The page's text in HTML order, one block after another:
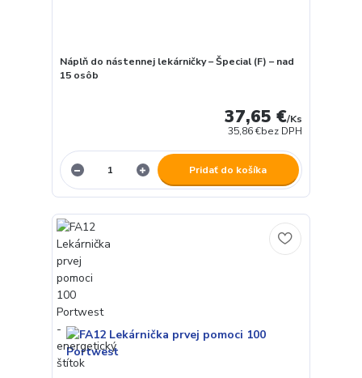
Náplň do nástennej lekárničky – Špecial (F) – nad
15 osôb
37,65 €/Ks
35,86 €bez DPH
Pridať do košíka